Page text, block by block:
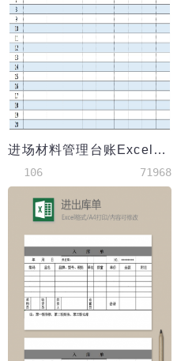
进场材料管理台账Excel模板
106 71968